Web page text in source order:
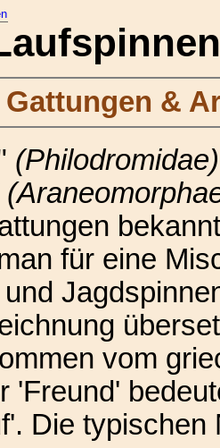
Gattungen &
(Philodromidae)
für eine
und
vom
'Freund'
Die typischen